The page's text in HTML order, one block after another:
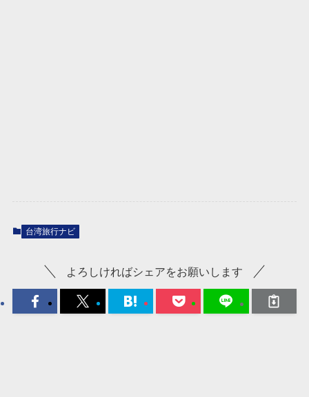
台湾旅行ナビ
よろしければシェアをお願いします